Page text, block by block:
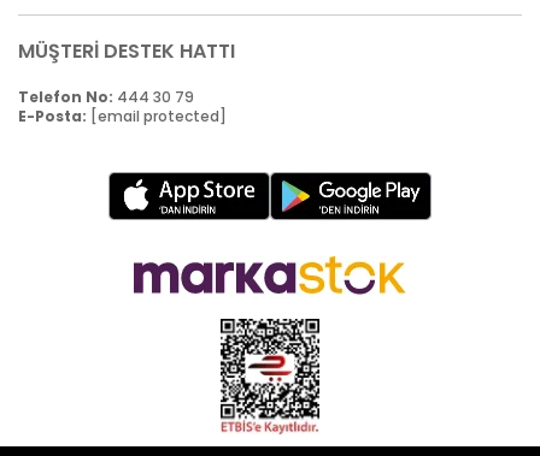
MÜŞTERİ DESTEK HATTI
Telefon No: 444 30 79
E-Posta: [email protected]